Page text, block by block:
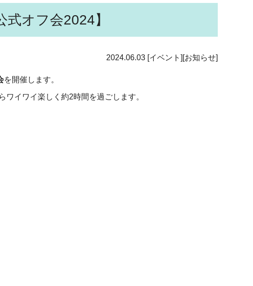
オフ会2024】
2024.06.03 [イベント][お知らせ]
を開催します。
イワイ楽しく約2時間を過ごします。